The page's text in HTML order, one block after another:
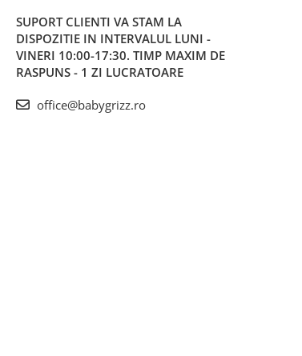
SUPORT CLIENTI VA STAM LA
DISPOZITIE IN INTERVALUL LUNI -
VINERI 10:00-17:30. TIMP MAXIM DE
RASPUNS - 1 ZI LUCRATOARE
office@babygrizz.ro